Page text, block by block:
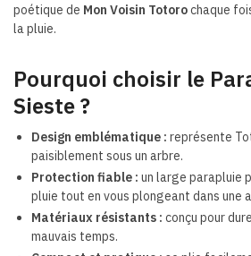
poétique de Mon Voisin Totorochaque
la pluie.
Pourquoi choisir le
Sieste ?
Design emblématique : représente
paisiblement sous un arbre.
Protection fiable : un large parapluie
pluie tout en vous plongeant dans une
Matériaux résistants : conçu pour
mauvais temps.